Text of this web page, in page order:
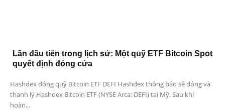
Lần đầu tiên trong lịch sử: Một quỹ ETF Bitcoin Spot
quyết định đóng cửa
Hashdex đóng quỹ Bitcoin ETF DEFI Hashdex thông báo sẽ đóng và
thanh lý Hashdex Bitcoin ETF (NYSE Arca: DEFI) tại Mỹ. Sau khi
hoàn...